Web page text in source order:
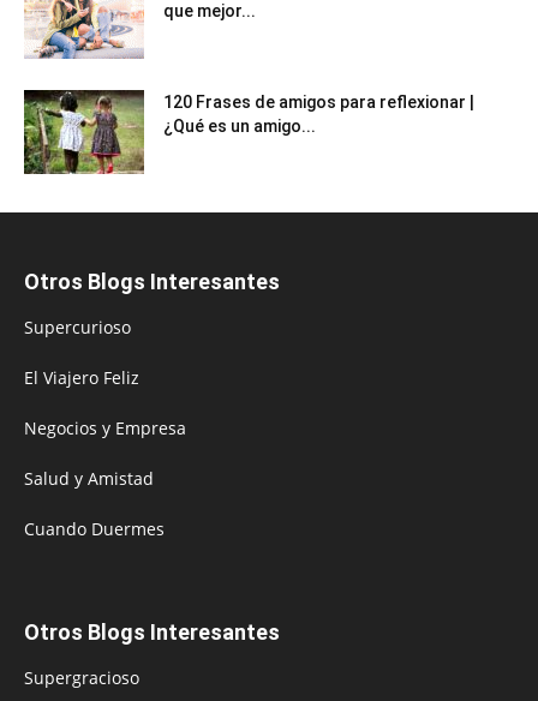
que mejor...
120 Frases de amigos para reflexionar |
¿Qué es un amigo...
Otros Blogs Interesantes
Supercurioso
El Viajero Feliz
Negocios y Empresa
Salud y Amistad
Cuando Duermes
Otros Blogs Interesantes
Supergracioso